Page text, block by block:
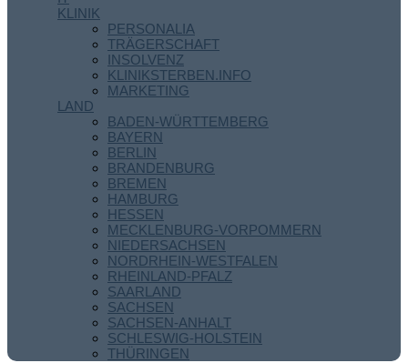
KLINIK
PERSONALIA
TRÄGERSCHAFT
INSOLVENZ
KLINIKSTERBEN.INFO
MARKETING
LAND
BADEN-WÜRTTEMBERG
BAYERN
BERLIN
BRANDENBURG
BREMEN
HAMBURG
HESSEN
MECKLENBURG-VORPOMMERN
NIEDERSACHSEN
NORDRHEIN-WESTFALEN
RHEINLAND-PFALZ
SAARLAND
SACHSEN
SACHSEN-ANHALT
SCHLESWIG-HOLSTEIN
THÜRINGEN